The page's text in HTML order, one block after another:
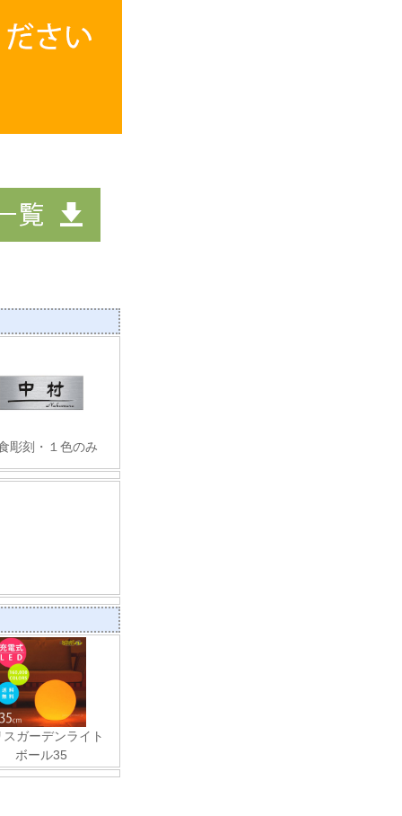
彫刻・１色のみ
スガーデンライト
ボール35